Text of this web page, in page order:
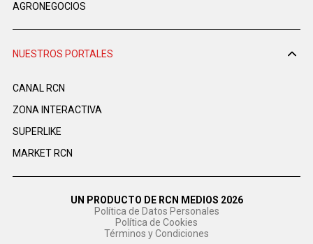
AGRONEGOCIOS
NUESTROS PORTALES
CANAL RCN
ZONA INTERACTIVA
SUPERLIKE
MARKET RCN
UN PRODUCTO DE RCN MEDIOS 2026
Política de Datos Personales
Política de Cookies
Términos y Condiciones